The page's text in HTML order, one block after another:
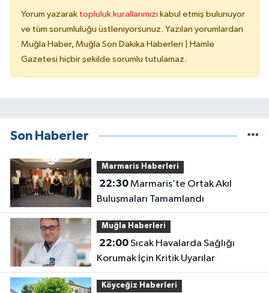
Yorum yazarak topluluk kurallarımızı kabul etmiş bulunuyor
ve tüm sorumluluğu üstleniyorsunuz. Yazılan yorumlardan
Muğla Haber, Muğla Son Dakika Haberleri | Hamle
Gazetesi hiçbir şekilde sorumlu tutulamaz.
Son Haberler
Marmaris Haberleri
22:30Marmaris’te Ortak Akıl
Buluşmaları Tamamlandı
Muğla Haberleri
22:00Sıcak Havalarda Sağlığı
Korumak İçin Kritik Uyarılar
Köyceğiz Haberleri